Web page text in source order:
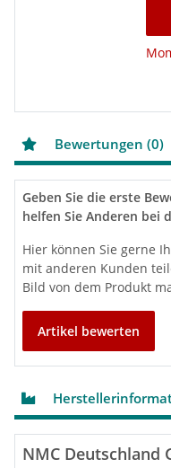
Bewertungen (0)
Geben Sie die erste
helfen Sie Anderen bei
Hier können Sie gerne
mit anderen Kunden
Bild von dem Produkt
Artikel bewerten
NMC Deutschland